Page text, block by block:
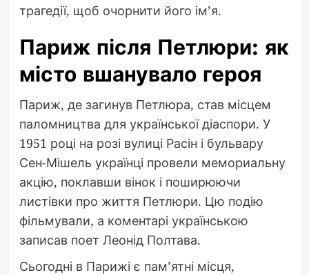
трагедії, щоб очорнити його ім’я.
Париж після Петлюри: як
місто вшанувало героя
Париж, де загинув Петлюра, став місцем
паломництва для української діаспори. У
1951 році на розі вулиці Расін і бульвару
Сен-Мішель українці провели мемориальну
акцію, поклавши вінок і поширюючи
листівки про життя Петлюри. Цю подію
фільмували, а коментарі українською
записав поет Леонід Полтава.
Сьогодні в Парижі є пам’ятні місця,